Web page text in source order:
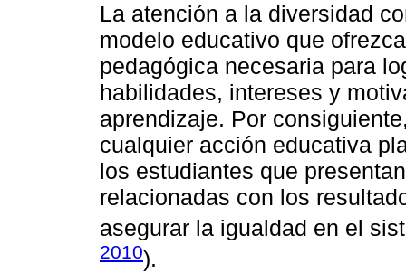
La atención a la diversidad
modelo educativo que
pedagógica necesaria para
habilidades, intereses y
aprendizaje. Por
cualquier acción educativa
los estudiantes que
relacionadas con los
asegurar la igualdad en el
2010).